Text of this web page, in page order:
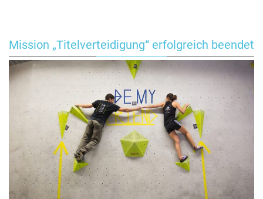
Mission „Titelverteidigung“ erfolgreich beendet